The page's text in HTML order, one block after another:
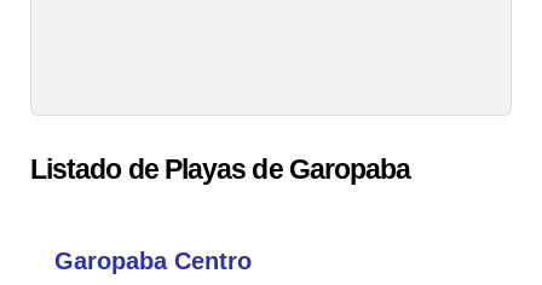
Listado de Playas de Garopaba
Garopaba Centro